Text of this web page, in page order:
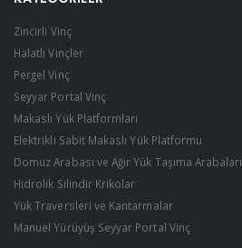
Zincirli Vinç
Halatlı Vinçler
Pergel Vinç
Seyyar Portal Vinç
Makaslı Yük Platformları
Elektrikli Sabit Makaslı Yük Platformu
Domuz Arabası ve Ağır Yük Taşıma Arabaları
Hidrolik Silindir Krikolar
Yük Traversleri ve Kantarmalar
Manuel Yürüyüş Seyyar Portal Vinç